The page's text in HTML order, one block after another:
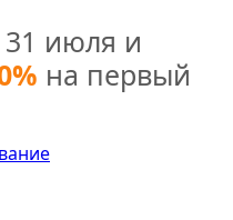
31 июля и
на первый